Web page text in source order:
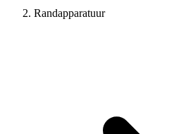
Randapparatuur